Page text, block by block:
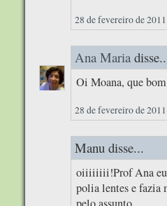
28 de fevereiro de
Ana Maria
Oi Moana, que
28 de fevereiro de
Manu disse...
oiiiiiiii!Prof Ana eu
polia lentes e fazia